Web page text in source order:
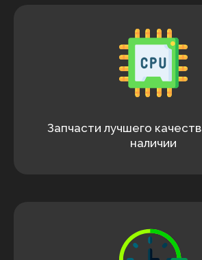
Запчасти лучшего
наличии